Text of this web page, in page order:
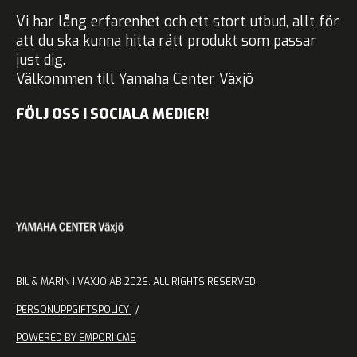
Vi har lång erfarenhet och ett stort utbud, allt för
att du ska kunna hitta rätt produkt som passar
just dig.
Välkommen till Yamaha Center Växjö
FÖLJ OSS I SOCIALA MEDIER!
BIL & MARIN I VÄXJÖ AB 2026. ALL RIGHTS RESERVED.
PERSONUPPGIFTSPOLICY
POWERED BY EMPORI CMS